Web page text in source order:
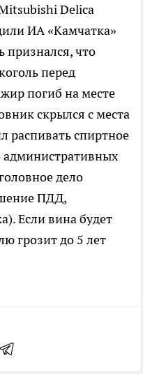
Delica
ИА «Камчатка»
признался, что
перед
погиб на месте
скрылся с места
распивать спиртное
дело
ПДД,
Если вина будет
грозит до 5 лет